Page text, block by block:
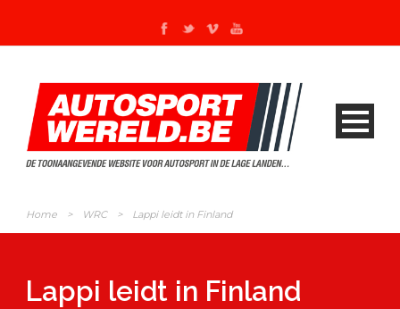
Home > WRC > Lappi leidt in Finland
Lappi leidt in Finland